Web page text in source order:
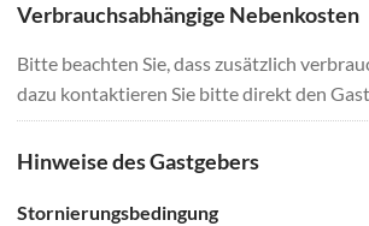
Verbrauchsabhängige Nebenkosten
Bitte beachten Sie, dass zusätzlich
dazu kontaktieren Sie bitte direkt den
Hinweise des Gastgebers
Stornierungsbedingung